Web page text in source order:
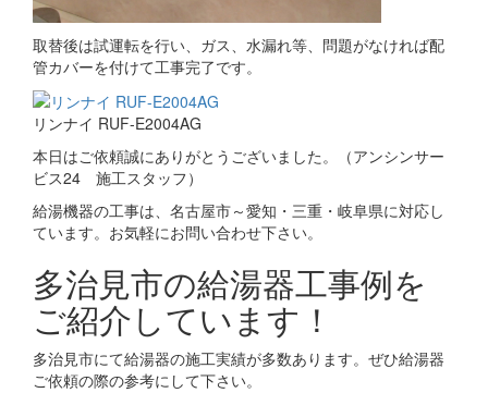
取替後は試運転を行い、ガス、水漏れ等、問題がなければ配
管カバーを付けて工事完了です。
リンナイ RUF-E2004AG
本日はご依頼誠にありがとうございました。（アンシンサー
ビス24 施工スタッフ）
給湯機器の工事は、名古屋市～愛知・三重・岐阜県に対応し
ています。お気軽にお問い合わせ下さい。
多治見市の給湯器工事例を
ご紹介しています！
多治見市にて給湯器の施工実績が多数あります。ぜひ給湯器
ご依頼の際の参考にして下さい。